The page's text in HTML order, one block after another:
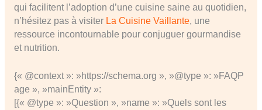
qui facilitent l’adoption d’une cuisine saine au quotidien,
n’hésitez pas à visiter La Cuisine Vaillante, une
ressource incontournable pour conjuguer gourmandise
et nutrition.
{« @context »: »https://schema.org », »@type »: »FAQP
age », »mainEntity »:
[{« @type »: »Question », »name »: »Quels sont les